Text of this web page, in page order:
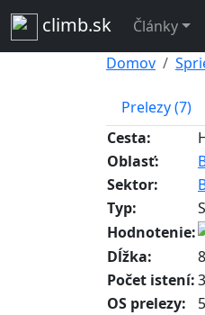
climb.sk Články
Domov
Prelezy (7)
Cesta:
Oblasť:
Sektor:
Typ:
Hodnotenie:
Dĺžka:
Počet istení:3
OS prelezy: